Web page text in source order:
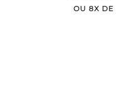
OU 8X DE